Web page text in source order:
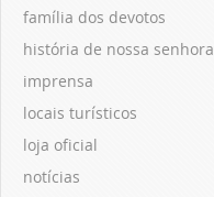
família dos devotos
história de nossa senhora
imprensa
locais turísticos
loja oficial
notícias